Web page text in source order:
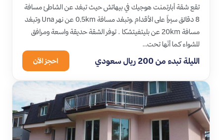
تقع شقة أبارتمنت هوجيك في بيهاتش حيث تبعُد عن الشاطئ مسافة
8 دقائق سيراً على الأقدام ،وتبعُد مسافة 0,5km عن نهر Una وتبعُد
مسافة 20km عن بليتفيتشكا . توفر الشقة حديقة واسعة ومرافق
للشواء كما أنّها تحت…
الليلة تبدء من 200 ريال سعودي احجز الآن